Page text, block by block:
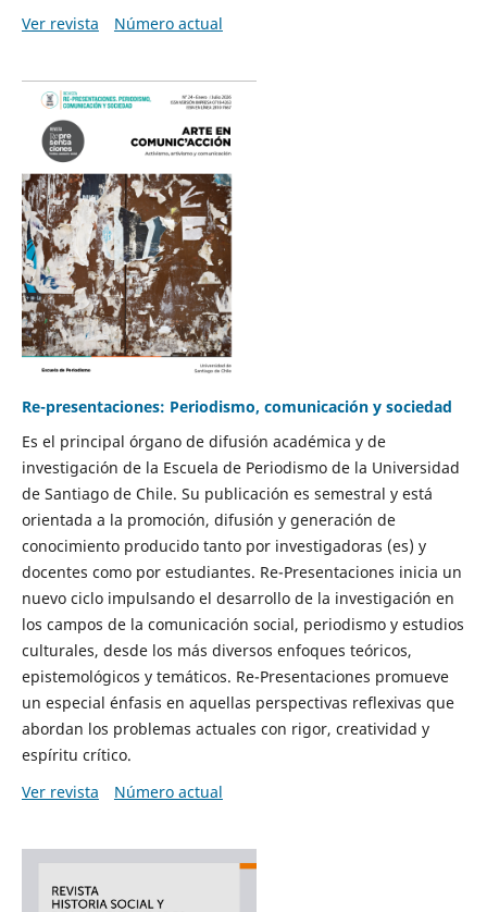
Ver revista
Número actual
Re-presentaciones: Periodismo, comunicación y sociedad
Es el principal órgano de difusión académica y de
investigación de la Escuela de Periodismo de la Universidad
de Santiago de Chile. Su publicación es semestral y está
orientada a la promoción, difusión y generación de
conocimiento producido tanto por investigadoras (es) y
docentes como por estudiantes. Re-Presentaciones inicia un
nuevo ciclo impulsando el desarrollo de la investigación en
los campos de la comunicación social, periodismo y estudios
culturales, desde los más diversos enfoques teóricos,
epistemológicos y temáticos. Re-Presentaciones promueve
un especial énfasis en aquellas perspectivas reflexivas que
abordan los problemas actuales con rigor, creatividad y
espíritu crítico.
Ver revista
Número actual